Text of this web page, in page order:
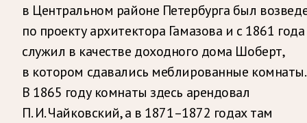
в Центральном районе Петербурга был
по проекту архитектора Гамазова и с 1861 года
служил в качестве доходного дома Шоберт,
в котором сдавались меблированные комнаты.
В 1865 году комнаты здесь арендовал
П. И. Чайковский, а в 1871–1872 годах там